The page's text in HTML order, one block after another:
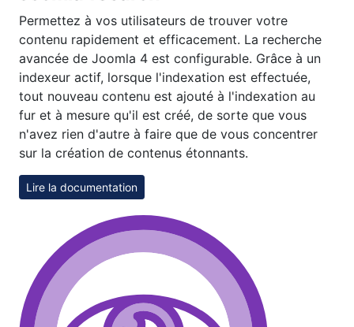
Permettez à vos utilisateurs de trouver votre
contenu rapidement et efficacement. La recherche
avancée de Joomla 4 est configurable. Grâce à un
indexeur actif, lorsque l'indexation est effectuée,
tout nouveau contenu est ajouté à l'indexation au
fur et à mesure qu'il est créé, de sorte que vous
n'avez rien d'autre à faire que de vous concentrer
sur la création de contenus étonnants.
Lire la documentation